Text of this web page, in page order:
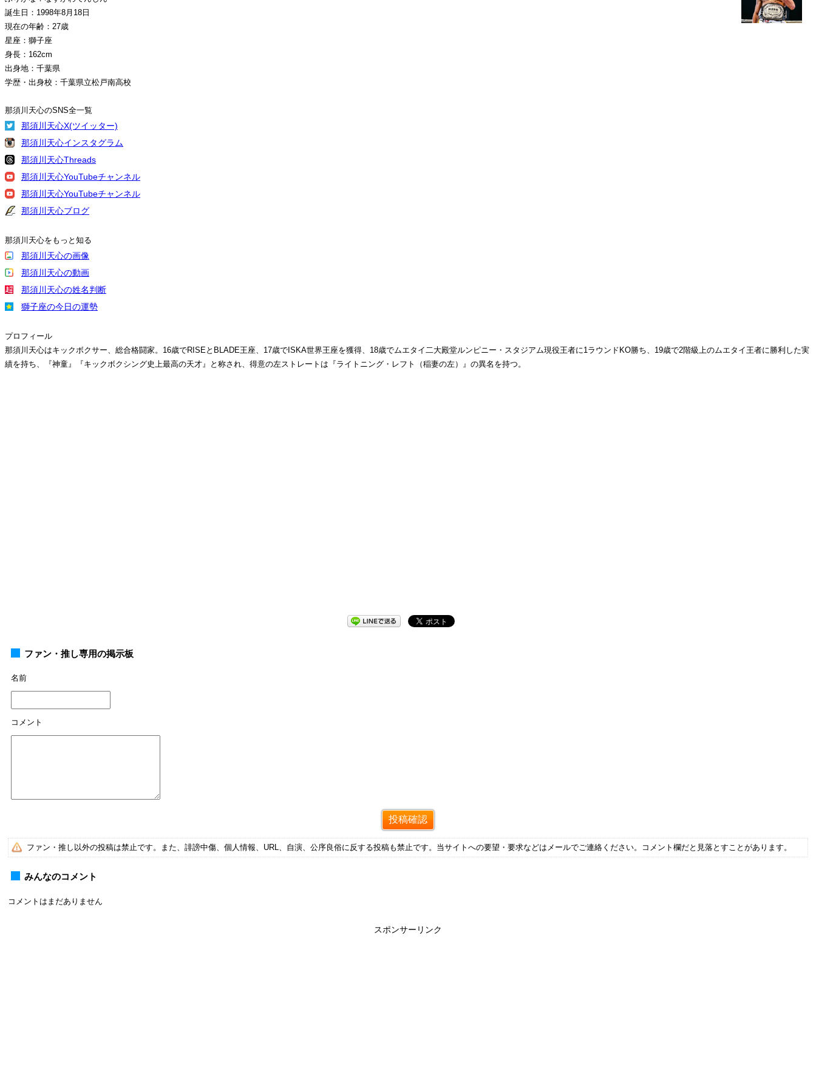
誕生日：1998年8月18日
現在の年齢：27歳
星座：獅子座
身長：162cm
出身地：千葉県
学歴・出身校：千葉県立松戸南高校
那須川天心のSNS全一覧
那須川天心X(ツイッター)
那須川天心インスタグラム
那須川天心Threads
那須川天心YouTubeチャンネル
那須川天心YouTubeチャンネル
那須川天心ブログ
那須川天心をもっと知る
那須川天心の画像
那須川天心の動画
那須川天心の姓名判断
獅子座の今日の運勢
プロフィール
那須川天心はキックボクサー、総合格闘家。16歳でRISEとBLADE王座、17歳でISKA世界王座を獲得、18歳でムエタイ二大殿堂ルンピニー・スタジアム現役王者に1ラウンドKO勝ち、19歳で2階級上のムエタイ王者に勝利した実
績を持ち、『神童』『キックボクシング史上最高の天才』と称され、得意の左ストレートは『ライトニング・レフト（稲妻の左）』の異名を持つ。
ファン・推し専用の掲示板
名前
コメント
ファン・推し以外の投稿は禁止です。また、誹謗中傷、個人情報、URL、自演、公序良俗に反する投稿も禁止です。当サイトへの要望・要求などはメールでご連絡ください。コメント欄だと見落とすことがあります。
みんなのコメント
コメントはまだありません
スポンサーリンク